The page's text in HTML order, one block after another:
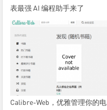
表最强 AI 编程助手来了
Calibre-Web，优雅管理你的电